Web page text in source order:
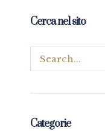
Cerca nel sito
Categorie